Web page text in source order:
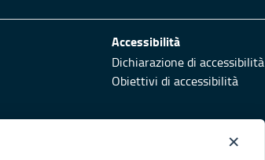
Accessibilità
Dichiarazione di accessibilità
Obiettivi di accessibilità
×